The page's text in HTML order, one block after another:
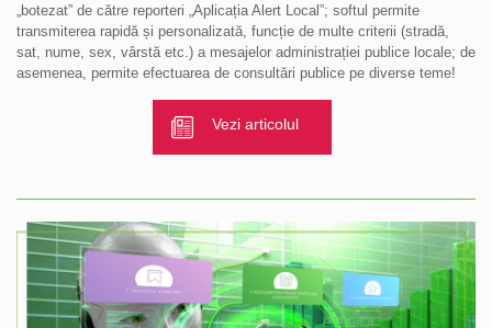
„botezat” de către reporteri „Aplicația Alert Local”; softul permite
transmiterea rapidă și personalizată, funcție de multe criterii (stradă,
sat, nume, sex, vârstă etc.) a mesajelor administrației publice locale; de
asemenea, permite efectuarea de consultări publice pe diverse teme!
Vezi articolul